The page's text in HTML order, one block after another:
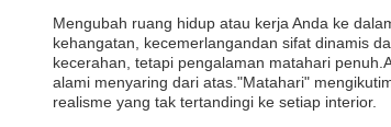
Mengubah ruang hidup atau kerja Anda ke
kehangatan, kecemerlangandan sifat dinamis
kecerahan, tetapi pengalaman matahari
alami menyaring dari atas."Matahari"
realisme yang tak tertandingi ke setiap interior.